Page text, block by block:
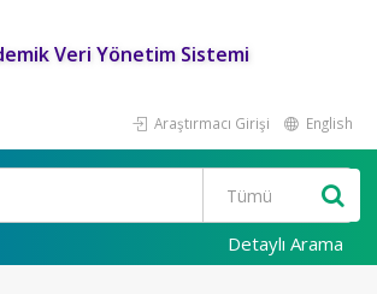
Veri Yönetim Sistemi
Araştırmacı Girişi English
Detaylı Arama